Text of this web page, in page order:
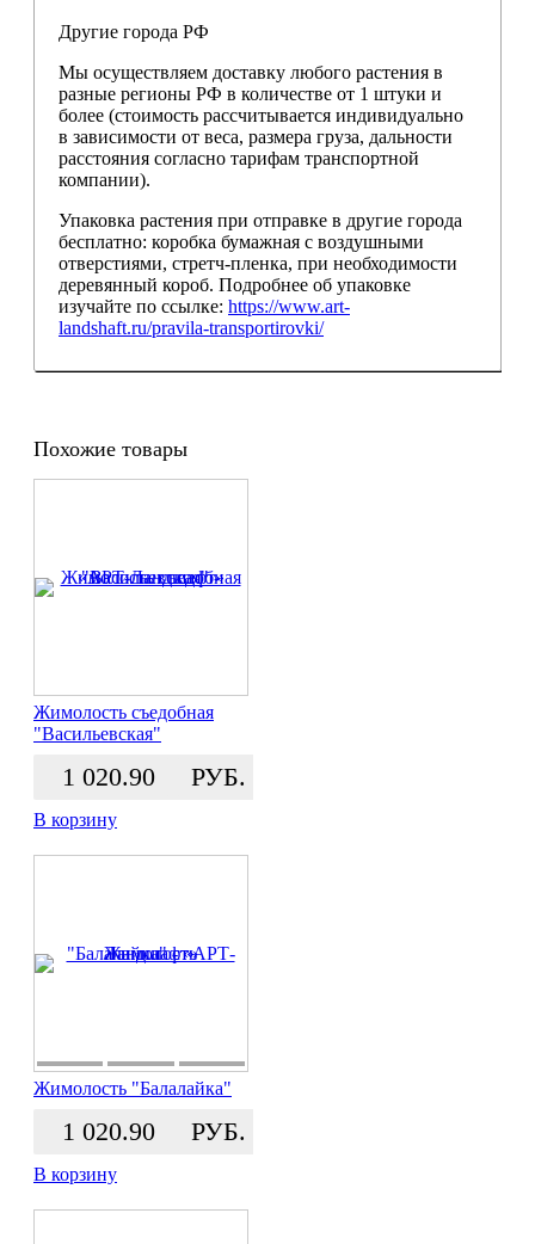
Другие города РФ
Мы осуществляем доставку любого растения в
разные регионы РФ в количестве от 1 штуки и
более (стоимость рассчитывается индивидуально
в зависимости от веса, размера груза, дальности
расстояния согласно тарифам транспортной
компании).
Упаковка растения при отправке в другие города
бесплатно: коробка бумажная с воздушными
отверстиями, стретч-пленка, при необходимости
деревянный короб. Подробнее об упаковке
изучайте по ссылке: https://www.art-
landshaft.ru/pravila-transportirovki/
Похожие товары
Жимолость съедобная
"Васильевская"
1 020.90 РУБ.
В корзину
Жимолость "Балалайка"
1 020.90 РУБ.
В корзину